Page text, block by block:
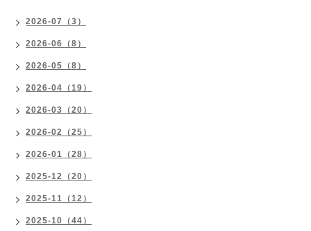
2026-07（3）
2026-06（8）
2026-05（8）
2026-04（19）
2026-03（20）
2026-02（25）
2026-01（28）
2025-12（20）
2025-11（12）
2025-10（44）